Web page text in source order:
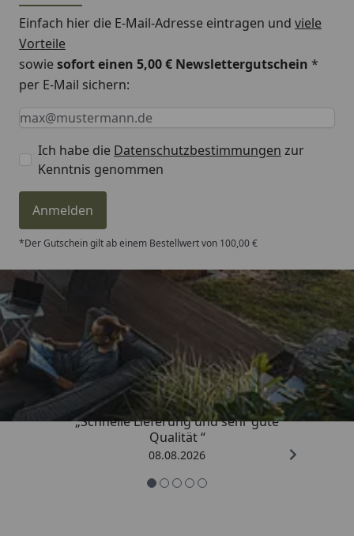
Einfach hier die E-Mail-Adresse eintragen und viele
Vorteile
sowiesofort einen 5,00 € Newslettergutschein *
per E-Mail sichern:
Keine Eingabe erforderlich
Eingabe erforderlich
E-Mail *
Ich habe die Datenschutzbestimmungen zur
Kenntnis genommen
Anmelden
*Der Gutschein gilt ab einem Bestellwert von 100,00 €
Trusted Shops
4,81/ 5
„Schnelle Lieferung und sehr gute
Qualität “
08.08.2026